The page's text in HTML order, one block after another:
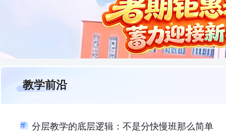
教学前沿
分层教学的底层逻辑：不是分快慢班那么简单